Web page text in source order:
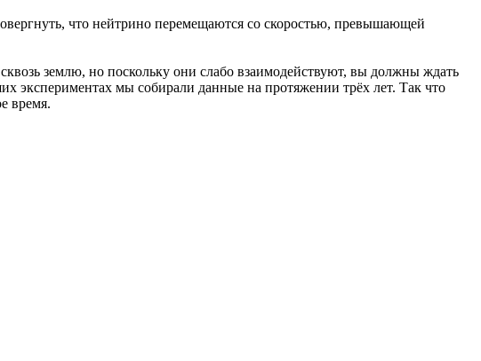
что нейтрино перемещаются со скоростью, превышающей
землю, но поскольку они слабо взаимодействуют, вы должны ждать
экспериментах мы собирали данные на протяжении трёх лет. Так что
время.